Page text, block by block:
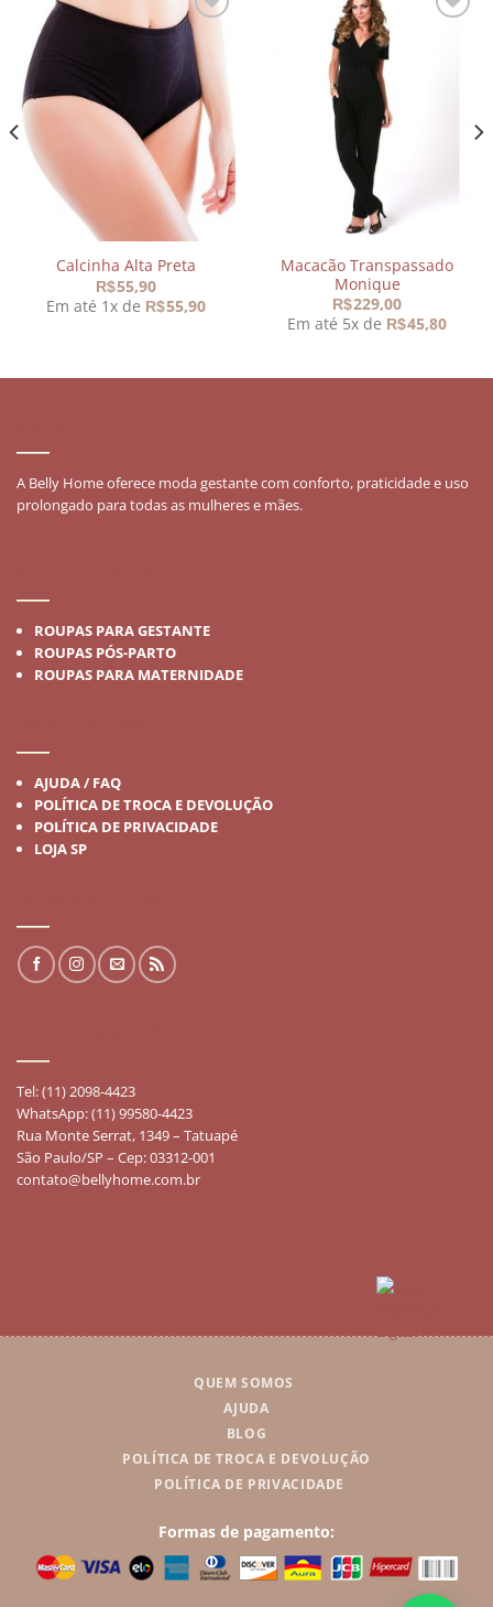
Adicionar
aos
meus
desejos
Calcinha Alta Preta
R$55,90
Em até 1x de R$55,90
Macacão Transpassado
Monique
R$229,00
Em até 5x de R$45,80
A Belly Home oferece moda gestante com conforto, praticidade e uso
prolongado para todas as mulheres e mães.
ROUPAS PARA GESTANTE
ROUPAS PÓS-PARTO
ROUPAS PARA MATERNIDADE
AJUDA / FAQ
POLÍTICA DE TROCA E DEVOLUÇÃO
POLÍTICA DE PRIVACIDADE
LOJA SP
Tel: (11) 2098-4423
WhatsApp: (11) 99580-4423
Rua Monte Serrat, 1349 – Tatuapé
São Paulo/SP – Cep: 03312-001
contato@bellyhome.com.br
Formas de pagamento:
QUEM SOMOS
AJUDA
BLOG
POLÍTICA DE TROCA E DEVOLUÇÃO
POLÍTICA DE PRIVACIDADE